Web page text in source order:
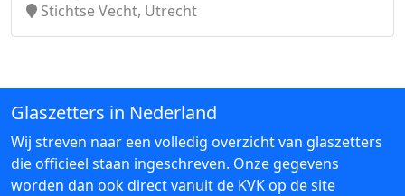
Stichtse Vecht, Utrecht
Glaszetters in Nederland
Wij streven naar een volledig overzicht van glaszetters
die officieel staan ingeschreven. Onze gegevens
worden dan ook direct vanuit de KVK op de site